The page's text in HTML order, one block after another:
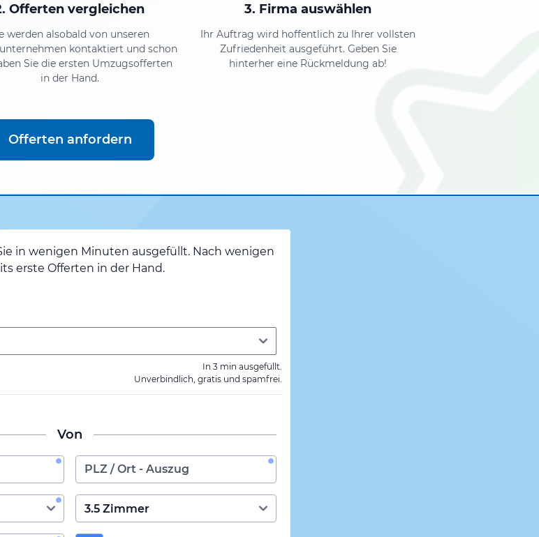
Offerten vergleichen
werden alsobald von unseren
kontaktiert und schon
Sie die ersten Umzugsofferten
in der Hand.
3. Firma auswählen
Ihr Auftrag wird hoffentlich zu Ihrer vollsten
Zufriedenheit ausgeführt. Geben Sie
hinterher eine Rückmeldung ab!
Offerten anfordern
in wenigen Minuten ausgefüllt. Nach wenigen
erste Offerten in der Hand.
In 3 min ausgefüllt.
Unverbindlich, gratis und spamfrei.
Von